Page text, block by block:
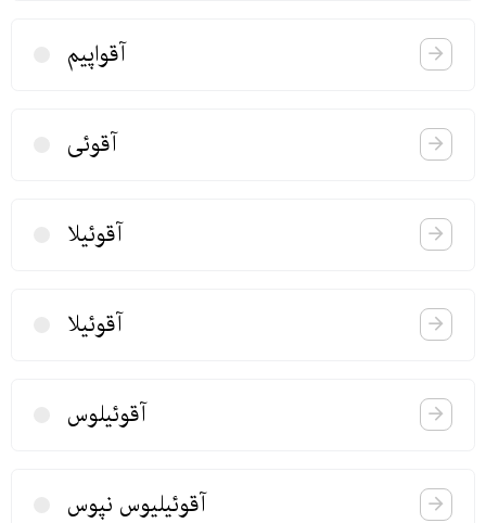
آقواپیم
آقوئی
آقوئیلا
آقوئیلا
آقوئیلوس
آقوئیلیوس نپوس